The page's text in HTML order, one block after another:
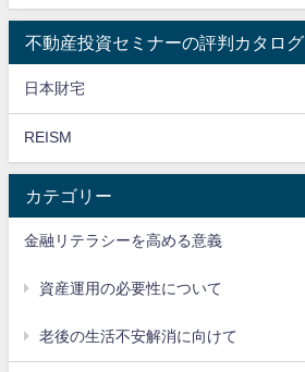
不動産投資セミナーの評判カタログ
日本財宅
REISM
カテゴリー
金融リテラシーを高める意義
資産運用の必要性について
老後の生活不安解消に向けて